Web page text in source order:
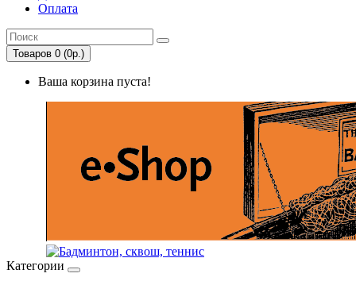
Оплата
Товаров 0 (0р.)
Ваша корзина пуста!
Категории